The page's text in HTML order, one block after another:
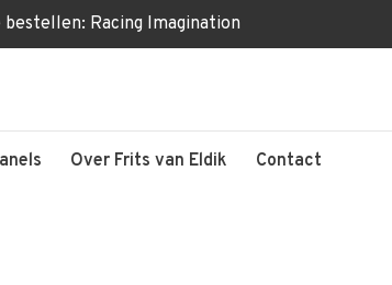
bestellen: Racing Imagination
Over Frits van Eldik Contact